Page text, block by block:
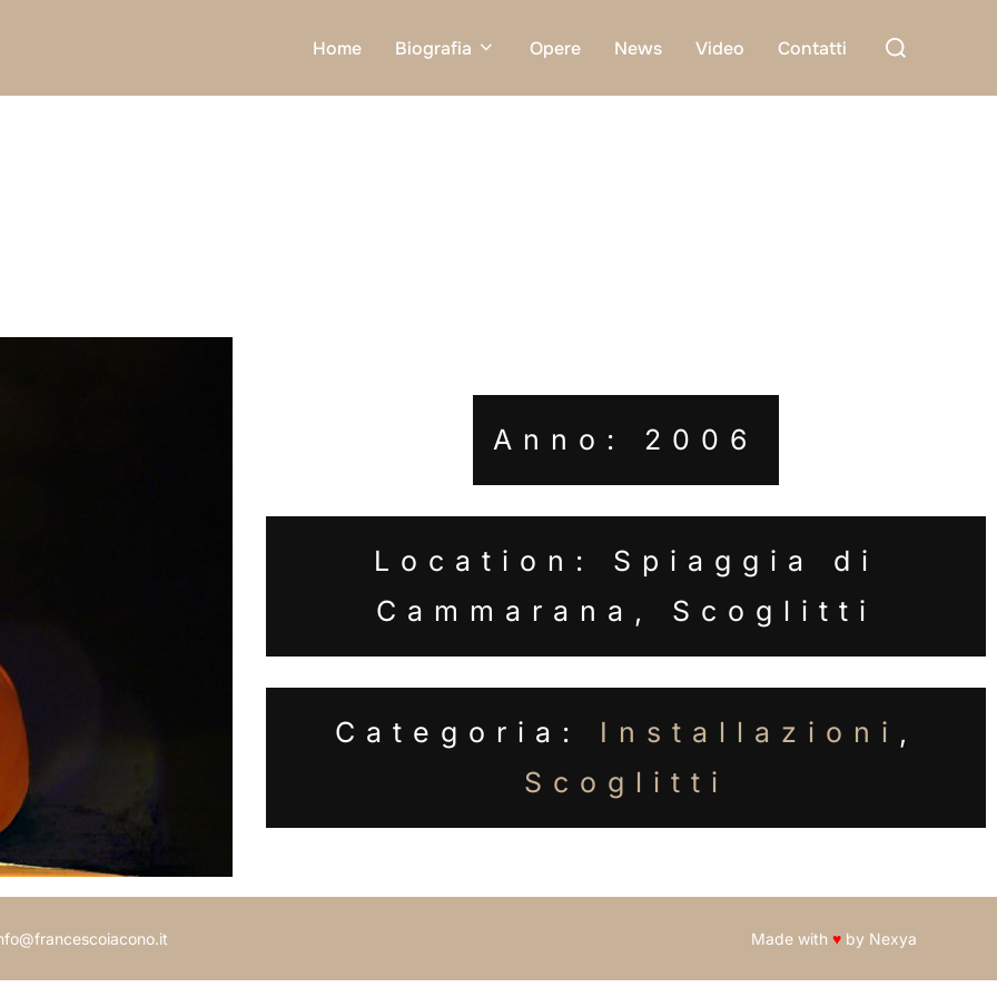
Home Biografia Opere News Video Contatti
Cerca
Anno: 2006
Location: Spiaggia di
Cammarana, Scoglitti
Categoria: Installazioni ,
Scoglitti
Made with ♥ by Nexya